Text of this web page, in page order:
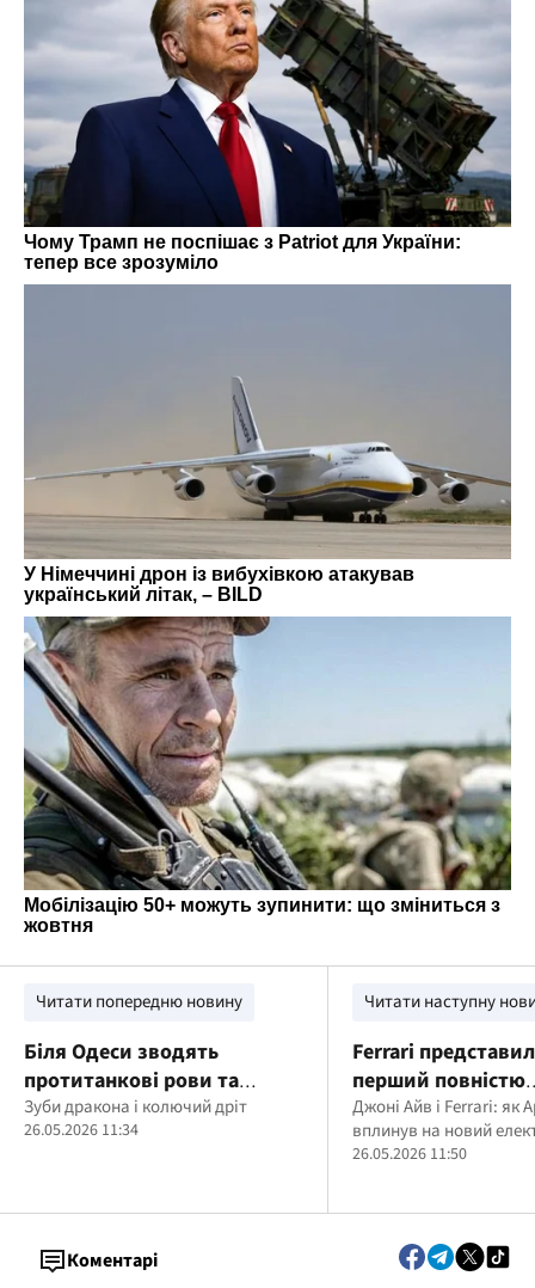
Читати попередню новину
Біля Одеси зводять
протитанкові рови та
бліндажі
Зуби дракона і колючий дріт
26.05.2026 11:34
Читати наступну
Ferrari
перший повністю
електричний
бренду
Джоні Айв і Ferrari: як
вплинув на новий
26.05.2026 11:50
Коментарі